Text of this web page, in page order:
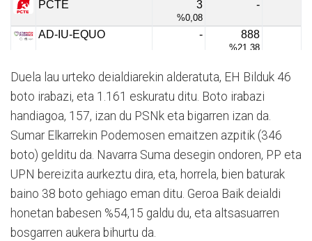
Duela lau urteko deialdiarekin alderatuta, EH Bilduk 46
boto irabazi, eta 1.161 eskuratu ditu. Boto irabazi
handiagoa, 157, izan du PSNk eta bigarren izan da.
Sumar Elkarrekin Podemosen emaitzen azpitik (346
boto) gelditu da. Navarra Suma desegin ondoren, PP eta
UPN bereizita aurkeztu dira, eta, horrela, bien baturak
baino 38 boto gehiago eman ditu. Geroa Baik deialdi
honetan babesen %54,15 galdu du, eta altsasuarren
bosgarren aukera bihurtu da.